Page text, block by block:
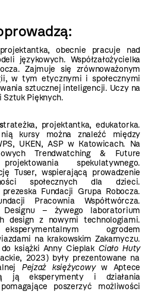
obecnie pracuje nad
językowych. Współzałożycielka
Zajmuje się zrównoważonym
w tym etycznymi i społecznymi
sztucznej inteligencji. Uczy na
Pięknych.
trateżka, projektantka, edukatorka.
nią kursy można znaleźć między
UKEN, ASP w Katowicach. Na
Trendwatching & Future
spekulatywnego.
Tuser, wspierającą prowadzenie
społecznych dla dzieci.
prezeska Fundacji Grupa Robocza.
Pracownia Współtwórcza.
– żywego laboratorium
design z nowymi technologiami.
ogrodem
na krakowskim Zakamyczu.
książki Anny Cieplak Ciało Huty
2023) były prezentowane na
Pejzaż księżycowyw Aptece
ją eksperymenty i działania
poszerzyć możliwości